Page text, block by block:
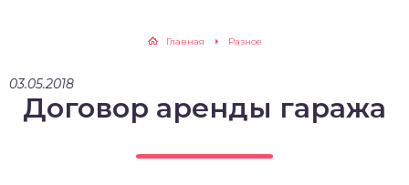
Главная Разное
03.05.2018
Договор аренды гаража